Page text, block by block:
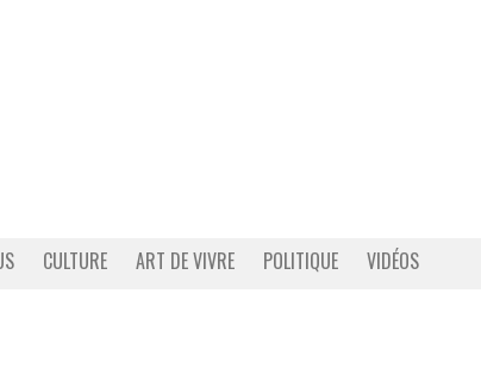
CULTURE ART DE VIVRE POLITIQUE VIDÉOS